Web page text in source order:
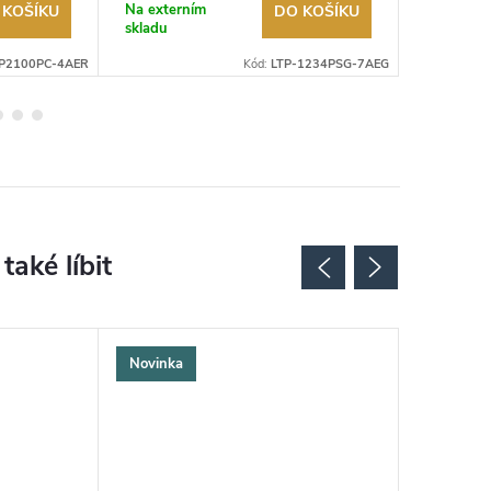
4AER
Na externím
skladu
DO KOŠÍKU
Kód: LTP-1234PSG-7AEG
Novinka